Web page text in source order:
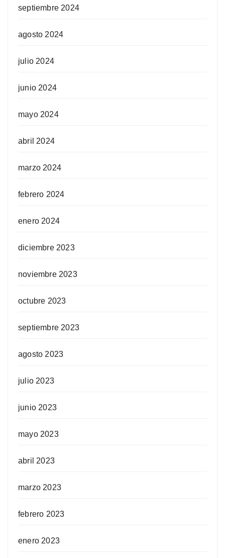
septiembre 2024
agosto 2024
julio 2024
junio 2024
mayo 2024
abril 2024
marzo 2024
febrero 2024
enero 2024
diciembre 2023
noviembre 2023
octubre 2023
septiembre 2023
agosto 2023
julio 2023
junio 2023
mayo 2023
abril 2023
marzo 2023
febrero 2023
enero 2023